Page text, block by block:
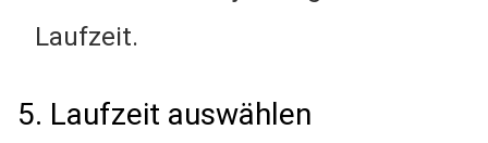
Laufzeit.
5. Laufzeit auswählen